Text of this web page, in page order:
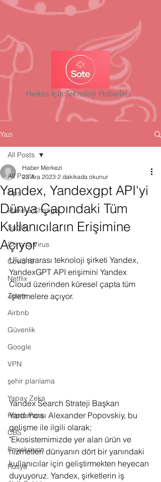
Herkes İçin Teknoloji Haberleri
Yazı
All Posts
Tips
Make a Change
Sağlık
Corona Virus
Covid19
Netflix
Zoom
Airbnb
Güvenlik
Google
VPN
şehir planlama
Yapay Zeka
Kripto Para
CBS
Projeksiyon
Rusya
All Posts
Yandex, Yandexgpt API'yi
Dünya Çapındaki Tüm
Kullanıcıların Erişimine
Açıyor
Haber Merkezi
23 Ara 2023 2 dakikada okunur
Uluslararası teknoloji şirketi Yandex,
YandexGPT API erişimini Yandex
Cloud üzerinden küresel çapta tüm
işletmelere açıyor.
Yandex Search Strateji Başkan
Yardımcısı Alexander Popovskiy, bu
gelişme ile ilgili olarak;
"Ekosistemimizde yer alan ürün ve
hizmetleri dünyanın dört bir yanındaki
kullanıcılar için geliştirmekten heyecan
duyuyoruz. Yandex, şirketlerin iş